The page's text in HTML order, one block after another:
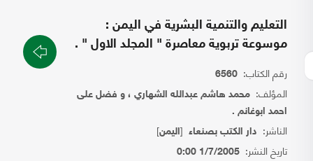
التعليم والتنمية البشرية في اليمن :
موسوعة تربوية معاصرة " المجلد الاول " .
رقم الكتاب: 6560
المؤلف: محمد هاشم عبدالله الشهاري ، و فضل على
احمد ابوغانم .
الناشر: دار الكتب بصنعاء [اليمن]
تاريخ النشر: 1/7/2005 0:00